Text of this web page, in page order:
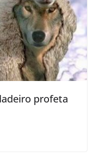
profeta